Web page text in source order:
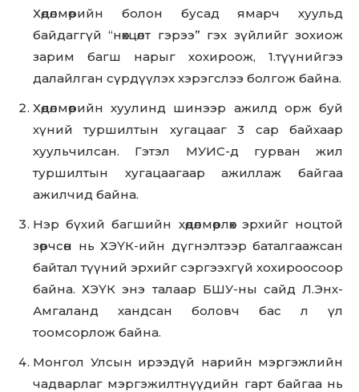
Хөдөлмөрийн болон бусад ямарч хуульд
байдаггүй “нөхцөлт гэрээ” гэх зүйлийг зохиож
зарим багш нарыг хохироож, 1.түүнийгээ
далайлган сүрдүүлэх хэрэгслээ болгож байна.
Хөдөлмөрийн хуулинд шинээр ажилд орж буй
хүний туршилтын хугацааг 3 сар байхаар
хуульчилсан. Гэтэл МУИС-д гурван жил
туршилтын хугацаагаар ажиллаж байгаа
ажилчид байна.
Нэр бүхий багшийн хөдөлмөрлөх эрхийг ноцтой
зөрчсөн нь ХЭҮК-ийн дүгнэлтээр баталгаажсан
байтал түүний эрхийг сэргээхгүй хохироосоор
байна. ХЭҮК энэ талаар БШУ-ны сайд Л.Энх-
Амгаланд хандсан боловч бас л үл
тоомсорлож байна.
Монгол Улсын ирээдүй нарийн мэргэжлийн
чадварлаг мэргэжилтнүүдийн гарт байгаа нь